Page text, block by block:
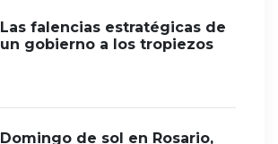
Las falencias estratégicas de
un gobierno a los tropiezos
Domingo de sol en Rosario,